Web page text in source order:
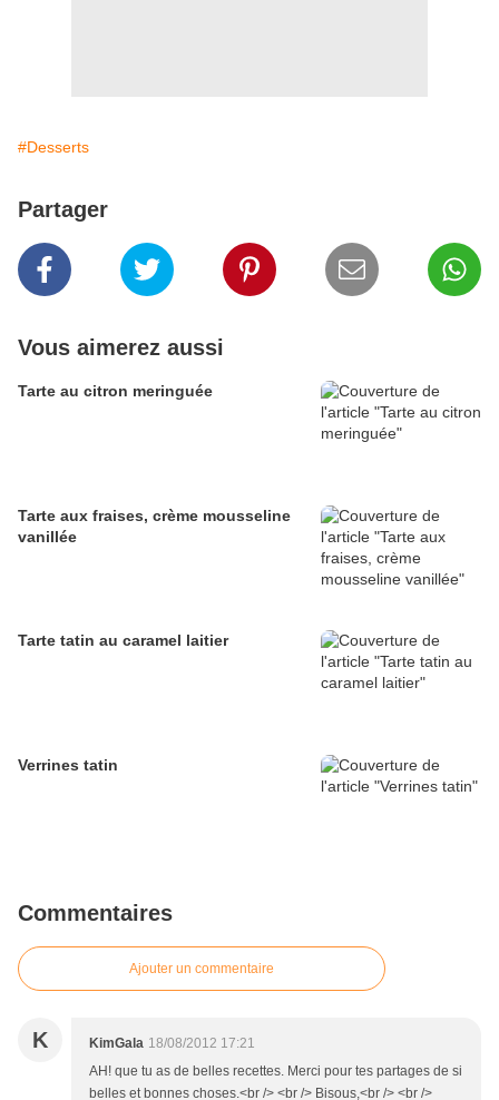
#Desserts
Partager
Vous aimerez aussi
Tarte au citron meringuée
Tarte aux fraises, crème mousseline
vanillée
Tarte tatin au caramel laitier
Verrines tatin
Commentaires
Ajouter un commentaire
K KimGala 18/08/2012 17:21
AH! que tu as de belles recettes. Merci pour tes partages de si
belles et bonnes choses.<br /> <br /> Bisous,<br /> <br />